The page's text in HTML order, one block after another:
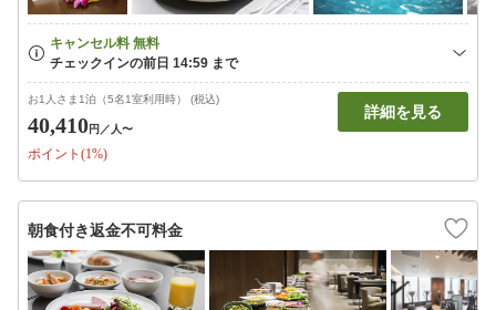
お1人さま1泊（5名1室利用時） (税込)
40,410円 ／人〜
ポイント(1%)
詳細を見る
朝食付き返金不可料金